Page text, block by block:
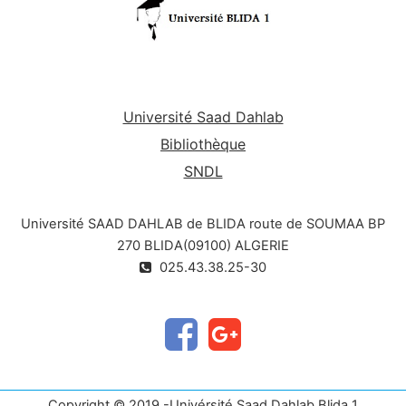
Université Saad Dahlab
Bibliothèque
SNDL
Université SAAD DAHLAB de BLIDA route de SOUMAA BP
270 BLIDA(09100) ALGERIE
025.43.38.25-30